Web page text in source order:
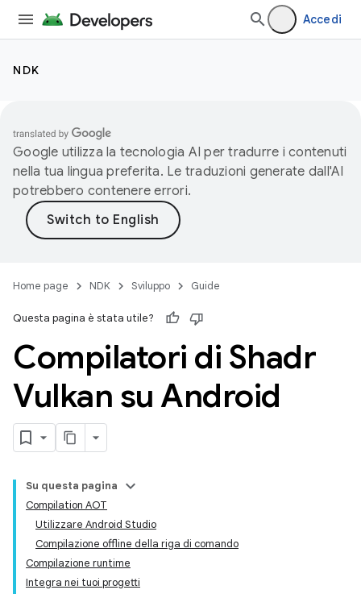
Accedi
NDK
Google utilizza la tecnologia AI per tradurre i contenuti
nella tua lingua preferita. Le traduzioni generate dall'AI
potrebbero contenere errori.
Home page NDK Sviluppo Guide
Questa pagina è stata utile?
Compilatori di Shadr
Vulkan su Android
Su questa pagina
Compilation AOT
Utilizzare Android Studio
Compilazione offline della riga di comando
Compilazione runtime
Integra nei tuoi progetti